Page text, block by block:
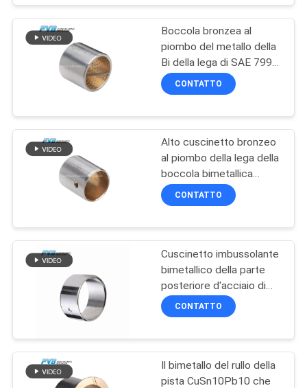
VR
VISITA
FABBRICA
CONTROLLO
DELLA
QUALITÀ
NOTIZIE
Bronzina della
grafite
10
Bronzina avvolta
10
PTFE ha allineato la
boccola
Boccola bronzea al
piombo del metallo della
Bi della lega di SAE 799
d'acciaio della parte
posteriore alta
CONTATTO
Alto cuscinetto bronzeo
al piombo della lega della
boccola bimetallica
posteriore d'acciaio
SAE48
CONTATTO
Cuscinetto imbussolante
bimetallico della parte
posteriore d'acciaio di
AlSn20Cu Tin Aluminum
Bearing Bimetal Bushings
CONTATTO
Il bimetallo del rullo della
pista CuSn10Pb10 che